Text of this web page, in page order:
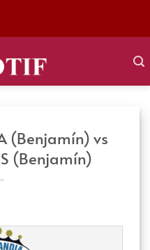
(Benjamín) vs
(Benjamín)